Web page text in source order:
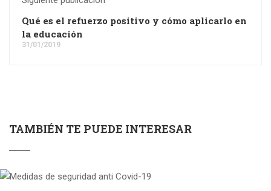
Qué es el refuerzo positivo y cómo aplicarlo en
la educación
31/01/2019
TAMBIÉN TE PUEDE INTERESAR